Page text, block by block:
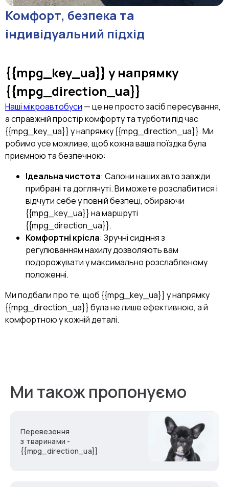
Комфорт, безпека та
індивідуальний підхід
{{mpg_key_ua}} у напрямку
{{mpg_direction_ua}}
Наші мікроавтобуси — це не просто засіб пересування,
а справжній простір комфорту та турботи під час
{{mpg_key_ua}} у напрямку {{mpg_direction_ua}}. Ми
робимо усе можливе, щоб кожна ваша поїздка була
приємною та безпечною:
Ідеальна чистота: Салони наших авто завжди
прибрані та доглянуті. Ви можете розслабитися і
відчути себе у повній безпеці, обираючи
{{mpg_key_ua}} на маршруті
{{mpg_direction_ua}}.
Комфортні крісла: Зручні сидіння з
регулюванням нахилу дозволяють вам
подорожувати у максимально розслабленому
положенні.
Ми подбали про те, щоб {{mpg_key_ua}} у напрямку
{{mpg_direction_ua}} була не лише ефективною, а й
комфортною у кожній деталі.
Ми також пропонуємо
Перевезення
з тваринами -
{{mpg_direction_ua}}